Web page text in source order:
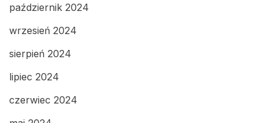
październik 2024
wrzesień 2024
sierpień 2024
lipiec 2024
czerwiec 2024